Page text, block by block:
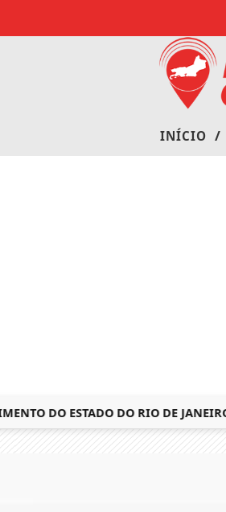
INÍCIO /
DO ESTADO DO RIO DE JANEIRO